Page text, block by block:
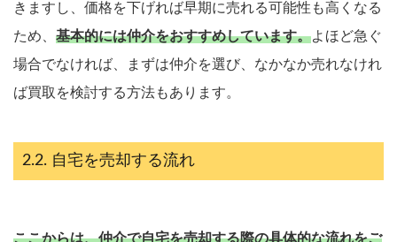
きますし、価格を下げれば早期に売れる可能性も高くなる
ため、 基本的には仲介をおすすめしています。よほど急ぐ
場合でなければ、まずは仲介を選び、なかなか売れなけれ
ば買取を検討する方法もあります。
自宅を売却する流れ
ここからは、仲介で自宅を売却する際の具体的な流れをご